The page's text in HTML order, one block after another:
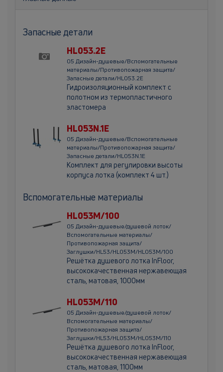
Запасные детали
HL053.2E
05 Дизайн-душевые/Вспомогательные
материалы/Противопожарная защита/
Запасные детали/HL053.2E
Гидроизоляционный комплект с
полотном из термопластичного
эластомера
HL053N.1E
05 Дизайн-душевые/Вспомогательные
материалы/Противопожарная защита/
Запасные детали/HL053N.1E
Комплект для регулировки высоты
корпуса лотка (комплект 4 шт.)
Вспомогательные материалы
HL053M/100
05 Дизайн-душевые/душевой лоток/
Вспомогательные материалы/
Противопожарная защита/
Заглушки/HL53/HL053M/HL053M/100
Решётка душевого лотка InFloor,
высококачественная нержавеющая
сталь, матовая, 1000мм
HL053M/110
05 Дизайн-душевые/душевой лоток/
Вспомогательные материалы/
Противопожарная защита/
Заглушки/HL53/HL053M/HL053M/110
Решётка душевого лотка InFloor,
высококачественная нержавеющая
сталь, матовая, 1100мм